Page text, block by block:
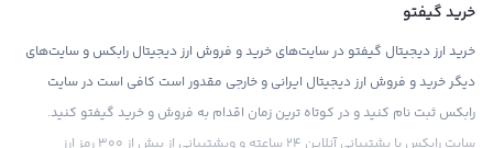
خرید گیفتو
خرید ارز دیجیتال گیفتو در سایت‌های خرید و فروش ارز دیجیتال رابکس و سایت‌های
دیگر خرید و فروش ارز دیجیتال ایرانی و خارجی مقدور است کافی است در سایت
رابکس ثبت نام کنید و در کوتاه ترین زمان اقدام به فروش و خرید گیفتو کنید.